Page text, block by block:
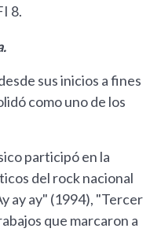
8.
sus inicios a fines
como uno de los
participó en la
del rock nacional
ay ay" (1994), "Tercer
que marcaron a